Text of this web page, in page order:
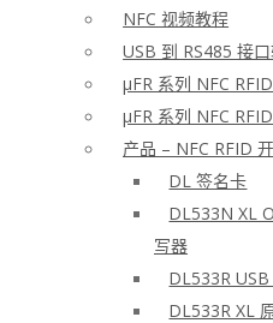
NFC 视频教程
USB 到 RS485 接
μFR 系列 NFC
μFR 系列 NFC
产品 – NFC RFID
DL 签名卡
DL533N XL
写器
DL533R
DL533R XL